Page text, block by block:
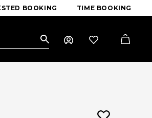
BOOKING TIME BOOKING
Search